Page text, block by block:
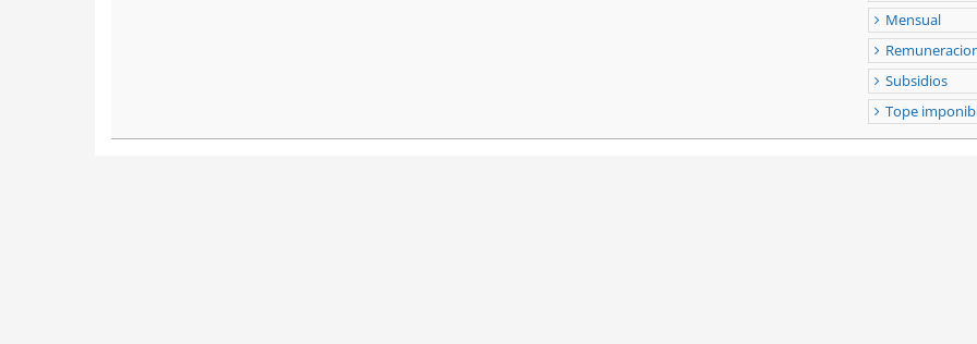
Mensual
Subsidios
Tope